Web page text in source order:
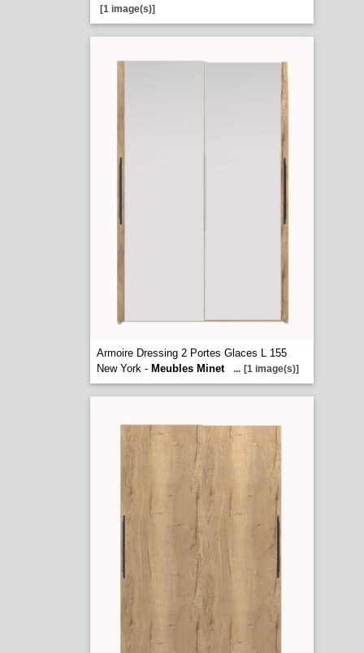
[1 image(s)]
Armoire Dressing 2 Portes Glaces L 155
New York - Meubles Minet ... [1 image(s)]